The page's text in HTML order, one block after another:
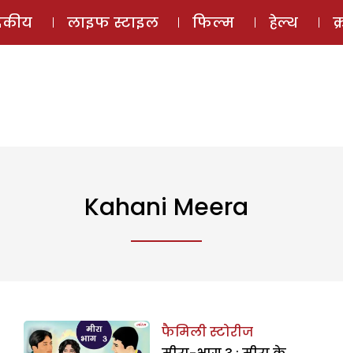
ई-मैगज़ीन
लाइफ स्टाइल फिल्म हेल्थ
Kahani Meera
फैमिली स्टोरीज